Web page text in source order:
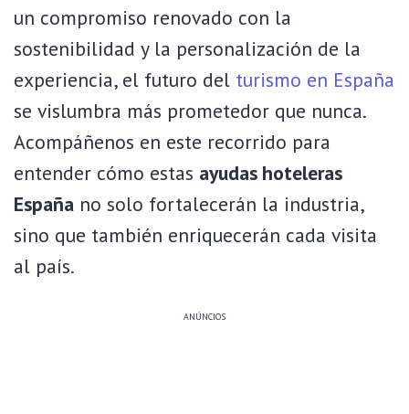
un compromiso renovado con la
sostenibilidad y la personalización de la
experiencia, el futuro del turismo en España
se vislumbra más prometedor que nunca.
Acompáñenos en este recorrido para
entender cómo estas ayudas hoteleras
España no solo fortalecerán la industria,
sino que también enriquecerán cada visita
al país.
ANÚNCIOS